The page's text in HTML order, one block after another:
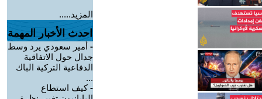
المزيد.....
احدث الأخبار المهمة
- أمير سعودي يرد وسط
جدال حول الاتفاقية
الدفاعية التركية الباك
...
-كيف استطاع